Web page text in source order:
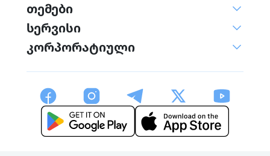
თემები
სერვისი
კორპორატიული